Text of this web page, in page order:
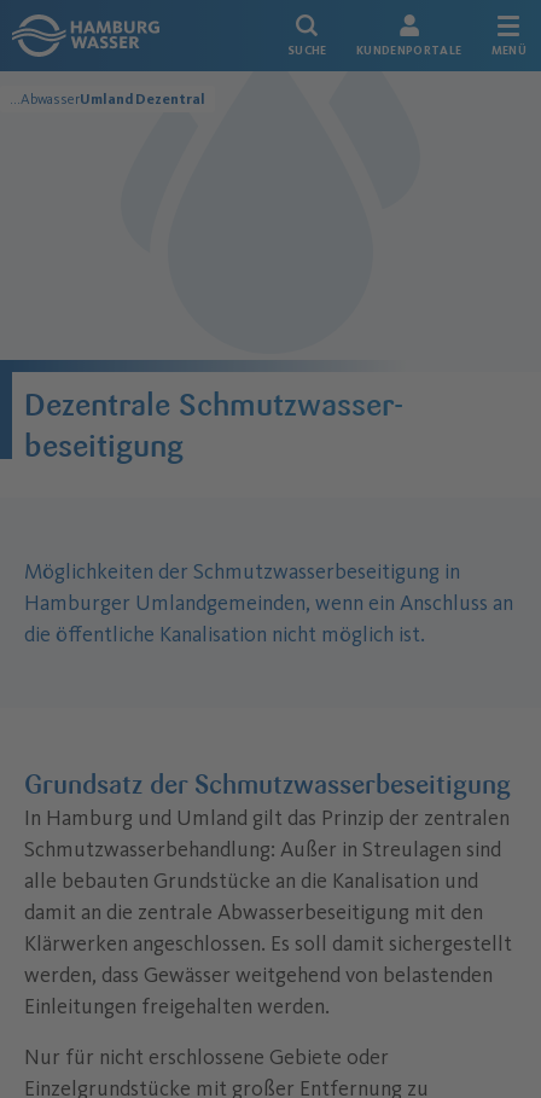
Link zur Startseite
SUCHE KUNDENPORTALE MENÜ
Metropolregion
...AbwasserUmland Dezentral
Dezentrale Schmutzwasser-
beseitigung
Möglichkeiten der Schmutzwasserbeseitigung in
Hamburger Umlandgemeinden, wenn ein Anschluss an
die öffentliche Kanalisation nicht möglich ist.
Grundsatz der Schmutzwasserbeseitigung
In Hamburg und Umland gilt das Prinzip der zentralen
Schmutzwasserbehandlung: Außer in Streulagen sind
alle bebauten Grundstücke an die Kanalisation und
damit an die zentrale Abwasserbeseitigung mit den
Klärwerken angeschlossen. Es soll damit sichergestellt
werden, dass Gewässer weitgehend von belastenden
Einleitungen freigehalten werden.
Nur für nicht erschlossene Gebiete oder
Einzelgrundstücke mit großer Entfernung zu